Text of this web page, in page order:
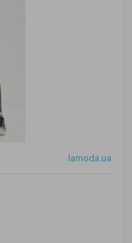
lamoda.ua